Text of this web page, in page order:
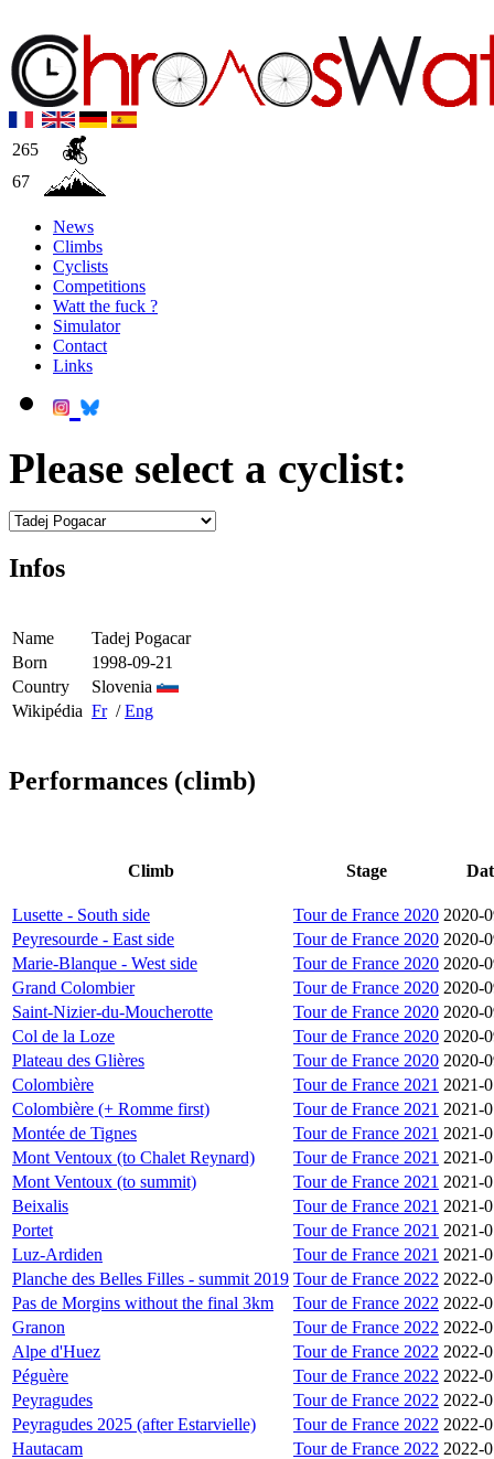
265
67
News
Climbs
Cyclists
Competitions
Watt the fuck ?
Simulator
Contact
Links
Please select a cyclist:
Infos
Name
Tadej Pogacar
Born
1998-09-21
Country
Slovenia
Wikipédia Fr/Eng
Performances (climb)
Climb Stage
Lusette - South side Tour de France 2020 2020-
Peyresourde - East side
Tour de France 2020 2020-
Marie-Blanque - West side
Tour de France 2020 2020-
Grand Colombier
Tour de France 2020 2020-
Saint-Nizier-du-Moucherotte
Tour de France 2020 2020-
Col de la Loze
Tour de France 2020 2020-
Plateau des Glières
Tour de France 2020 2020-
Colombière
Tour de France 2021 2021-
Colombière (+ Romme first)
Tour de France 2021 2021-
Montée de Tignes
Tour de France 2021 2021-
Mont Ventoux (to Chalet Reynard)
Tour de France 2021 2021-
Mont Ventoux (to summit)
Tour de France 2021 2021-
Beixalis
Tour de France 2021 2021-
Portet
Tour de France 2021 2021-
Luz-Ardiden
Tour de France 2021 2021-
Planche des Belles Filles - summit 2019 Tour de France 2022 2022-
Pas de Morgins without the final 3km
Tour de France 2022 2022-
Granon
Tour de France 2022 2022-
Alpe d'Huez
Tour de France 2022 2022-
Péguère
Tour de France 2022 2022-
Peyragudes
Tour de France 2022 2022-
Peyragudes 2025 (after Estarvielle)
Tour de France 2022 2022-
Hautacam
Tour de France 2022 2022-